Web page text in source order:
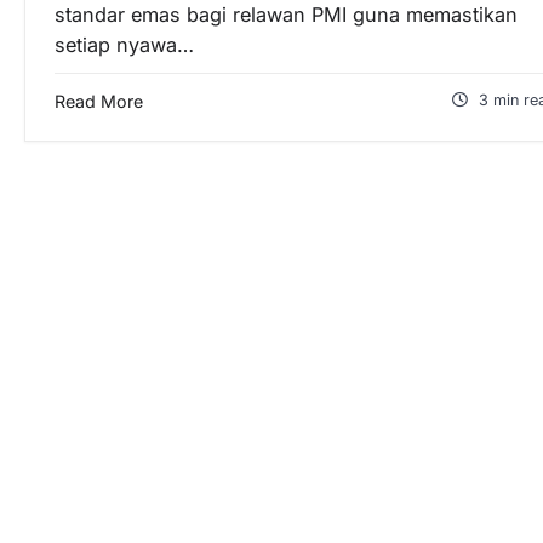
standar emas bagi relawan PMI guna memastikan
setiap nyawa…
Read More 3 min